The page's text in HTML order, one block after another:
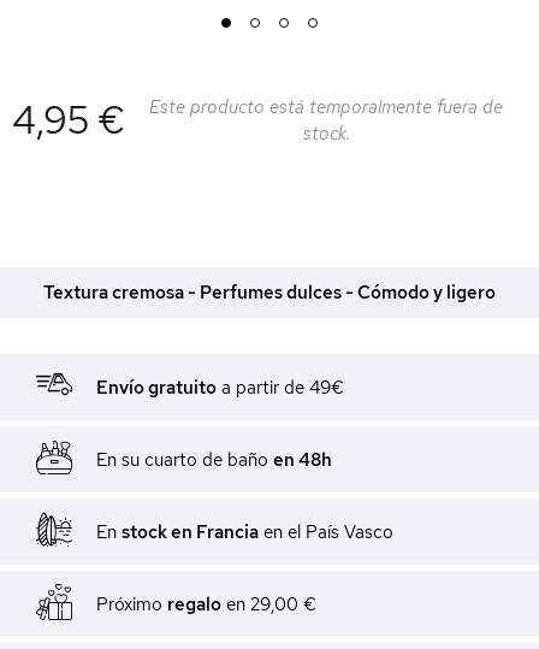
1 2 3 4
4,95 €
Este producto está temporalmente fuera de
stock.
Textura cremosa - Perfumes dulces - Cómodo y ligero
Envío gratuito a partir de 49€
En su cuarto de baño en 48h
En stock en Francia en el País Vasco
Próximo regalo en 29,00 €